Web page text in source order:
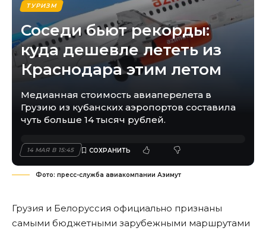
ТУРИЗМ
Соседи бьют рекорды:
куда дешевле лететь из
Краснодара этим летом
Медианная стоимость авиаперелета в
Грузию из кубанских аэропортов составила
чуть больше 14 тысяч рублей.
14 МАЯ В 15:45
Фото: пресс-служба авиакомпании Азимут
Грузия и Белоруссия официально признаны
самыми бюджетными зарубежными маршрутами